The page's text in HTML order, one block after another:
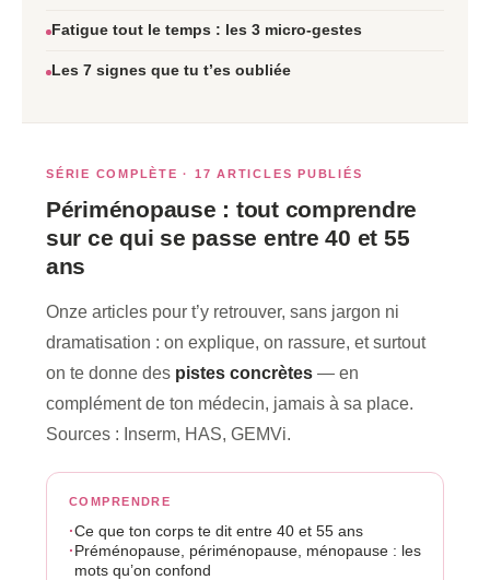
Fatigue tout le temps : les 3 micro-gestes
Les 7 signes que tu t’es oubliée
SÉRIE COMPLÈTE · 17 ARTICLES PUBLIÉS
Périménopause : tout comprendre
sur ce qui se passe entre 40 et 55
ans
Onze articles pour t’y retrouver, sans jargon ni
dramatisation : on explique, on rassure, et surtout
on te donne des pistes concrètes — en
complément de ton médecin, jamais à sa place.
Sources : Inserm, HAS, GEMVi.
COMPRENDRE
Ce que ton corps te dit entre 40 et 55 ans
Préménopause, périménopause, ménopause : les
mots qu’on confond